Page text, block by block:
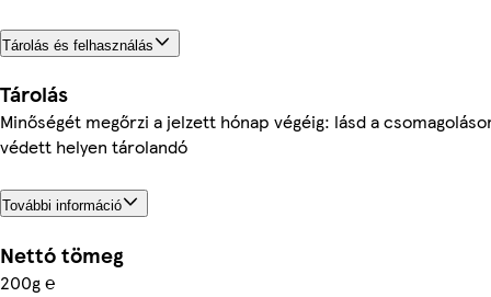
Tárolás és felhasználás
Tárolás
Minőségét megőrzi a jelzett hónap végéig: lásd a
védett helyen tárolandó
További információ
Nettó tömeg
200g ℮